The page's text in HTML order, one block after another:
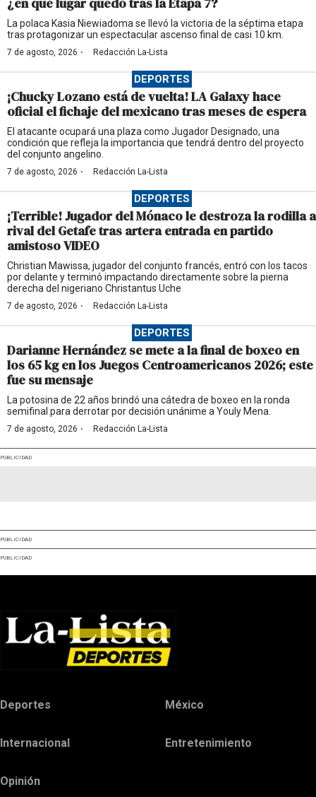
La polaca Kasia Niewiadoma se llevó la victoria de la séptima etapa
tras protagonizar un espectacular ascenso final de casi 10 km.
7 de agosto, 2026 · Redacción La-Lista
DEPORTES
¡Chucky Lozano está de vuelta! LA Galaxy hace
oficial el fichaje del mexicano tras meses de espera
El atacante ocupará una plaza como Jugador Designado, una
condición que refleja la importancia que tendrá dentro del proyecto
del conjunto angelino.
7 de agosto, 2026 · Redacción La-Lista
DEPORTES
¡Terrible! Jugador del Mónaco le destroza la rodilla a
rival del Getafe tras artera entrada en partido
amistoso VIDEO
Christian Mawissa, jugador del conjunto francés, entró con los tacos
por delante y terminó impactando directamente sobre la pierna
derecha del nigeriano Christantus Uche
7 de agosto, 2026 · Redacción La-Lista
DEPORTES
Darianne Hernández se mete a la final de boxeo en
los 65 kg en los Juegos Centroamericanos 2026; este
fue su mensaje
La potosina de 22 años brindó una cátedra de boxeo en la ronda
semifinal para derrotar por decisión unánime a Youly Mena.
7 de agosto, 2026 · Redacción La-Lista
PUBLICIDAD
PUBLICIDAD
PUBLICIDAD
Deportes México
Internacional Entretenimiento
Opinión